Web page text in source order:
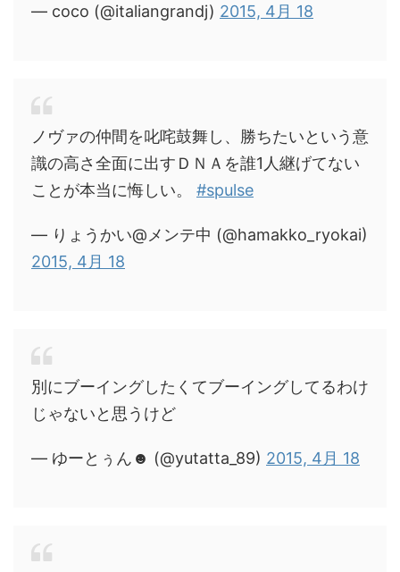
— coco (@italiangrandj) 2015, 4月 18
ノヴァの仲間を叱咤鼓舞し、勝ちたいという意
識の高さ全面に出すＤＮＡを誰1人継げてない
ことが本当に悔しい。 #spulse
— りょうかい@メンテ中 (@hamakko_ryokai)
2015, 4月 18
別にブーイングしたくてブーイングしてるわけ
じゃないと思うけど
— ゆーとぅん☻ (@yutatta_89) 2015, 4月 18